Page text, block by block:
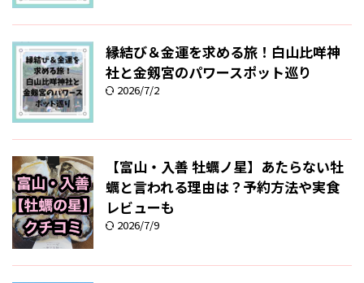
縁結び＆金運を求める旅！白山比咩神
社と金剱宮のパワースポット巡り
2026/7/2
【富山・入善 牡蠣ノ星】あたらない牡
蠣と言われる理由は？予約方法や実食
レビューも
2026/7/9